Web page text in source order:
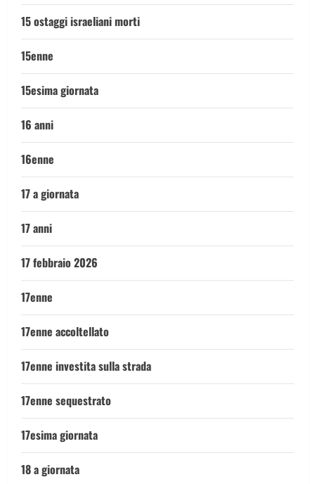
15 ostaggi israeliani morti
15enne
15esima giornata
16 anni
16enne
17 a giornata
17 anni
17 febbraio 2026
17enne
17enne accoltellato
17enne investita sulla strada
17enne sequestrato
17esima giornata
18 a giornata